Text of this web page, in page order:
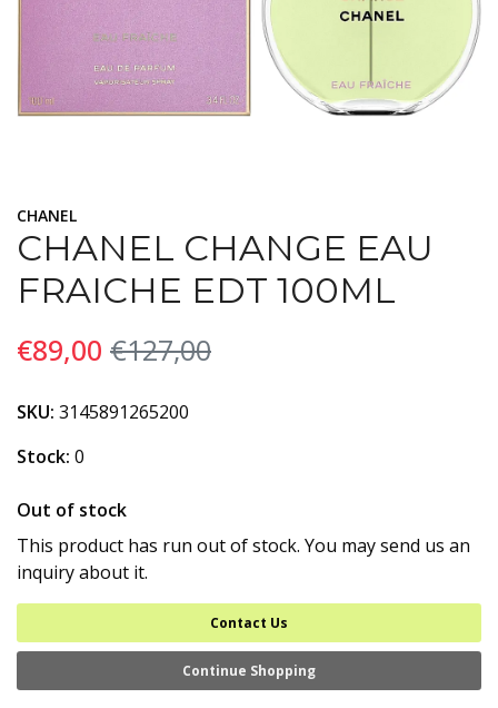
CHANEL
CHANEL CHANGE EAU
FRAICHE EDT 100ML
€89,00 €127,00
SKU: 3145891265200
Stock: 0
Out of stock
This product has run out of stock. You may send us an
inquiry about it.
Contact Us
Continue Shopping